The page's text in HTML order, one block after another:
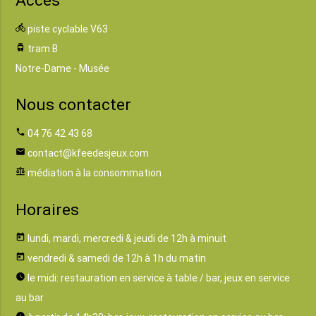
directions_bike piste cyclable V63
tram tram B
Notre-Dame - Musée
Nous contacter
phone 04 76 42 43 68
email contact@kfeedesjeux.com
balance médiation à la consommation
Horaires
today lundi, mardi, mercredi & jeudi de 12h à minuit
today vendredi & samedi de 12h à 1h du matin
watch_later le midi: restauration en service à table / bar, jeux en service
au bar